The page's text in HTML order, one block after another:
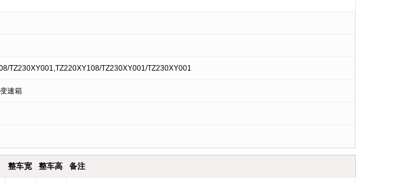
TZ230XY001,TZ220XY108/TZ230XY001/TZ230XY001
速箱
整车宽 整车高 备注